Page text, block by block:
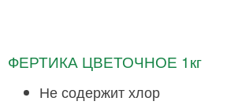
ФЕРТИКА ЦВЕТОЧНОЕ 1кг
Не содержит хлор